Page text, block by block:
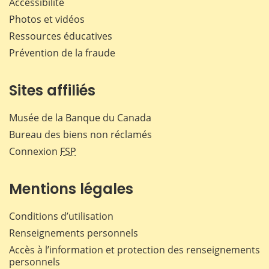
Photos et vidéos
Ressources éducatives
Prévention de la fraude
Sites affiliés
Musée de la Banque du Canada
Bureau des biens non réclamés
Connexion FSP
Mentions légales
Conditions d’utilisation
Renseignements personnels
Accès à l’information et protection des renseignements
personnels